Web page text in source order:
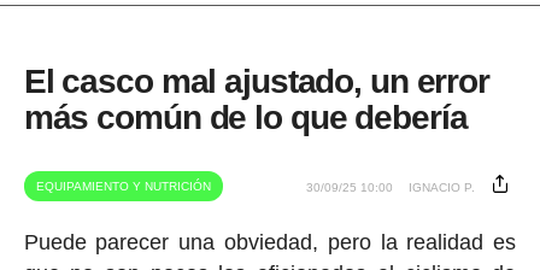
El casco mal ajustado, un error
más común de lo que debería
EQUIPAMIENTO Y NUTRICIÓN 30/09/25 10:00 IGNACIO P.
Puede parecer una obviedad, pero la realidad es